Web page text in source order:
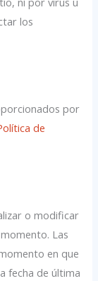
los
por
de
o modificar
Las
en que
fecha de última